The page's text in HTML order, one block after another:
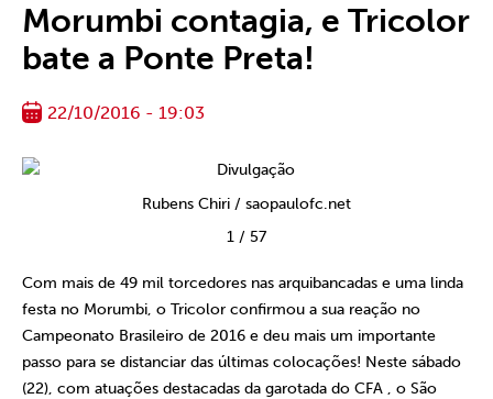
Morumbi contagia, e Tricolor
bate a Ponte Preta!
22/10/2016 - 19:03
Rubens Chiri / saopaulofc.net
1 / 57
Com mais de 49 mil torcedores nas arquibancadas e uma linda
festa no Morumbi, o Tricolor confirmou a sua reação no
Campeonato Brasileiro de 2016 e deu mais um importante
passo para se distanciar das últimas colocações! Neste sábado
(22), com atuações destacadas da garotada do CFA , o São